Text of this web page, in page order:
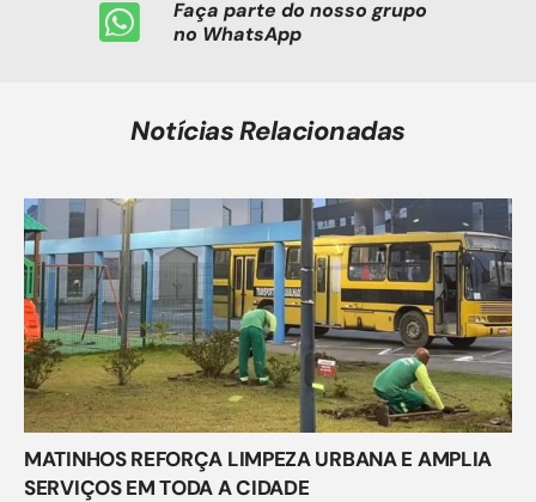
Faça parte do nosso grupo
no WhatsApp
Notícias Relacionadas
MATINHOS REFORÇA LIMPEZA URBANA E AMPLIA
SERVIÇOS EM TODA A CIDADE